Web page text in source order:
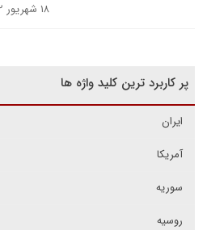
۱۸ شهریور ۱۴۰۲
پر کاربرد ترین کلید واژه ها
ایران
آمریکا
سوریه
روسیه